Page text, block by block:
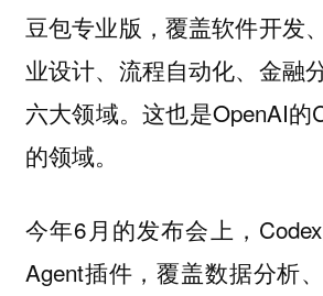
豆包专业版，覆盖软件开发
业设计、流程自动化、金融
六大领域。这也是OpenAI的
的领域。
今年6月的发布会上，
Agent插件，覆盖数据分析